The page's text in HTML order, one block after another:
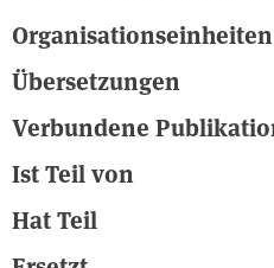
environmental risks cannot be
adequately and appropriate
cannot be taken. Therefore, the
outline the necessary further
regulations for nanomaterials
UBA´s perspective.Quelle:
Organisationseinheiten
Übersetzungen
Verbundene
Ist Teil von
Hat Teil